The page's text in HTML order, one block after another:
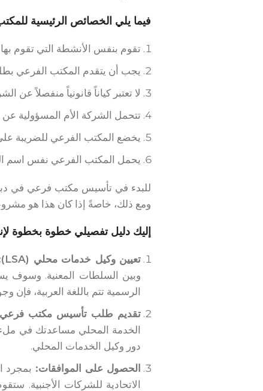
فيما يلي الخصائص الرئيسية
تقوم بنفس الأنشطة التي تقوم بها
يجب أن يتقدم المكتب الفرعي
لا تعتبر كياناً قانونياً منفصلاً عن
تتحمل الشركة الأم المسؤولية
يخضع المكتب الفرعي للضريبة
يحمل المكتب الفرعي نفس اسم
للبدء في تأسيس مكتب فرعي في دبي،
ومع ذلك، خاصةً إذا كان هذا هو
إليك دليل تفصيلي خطوة بخطوة
تعيين وكيل خدمات محلي (LSA):
وبين السلطات المعنية. وسوف
الرسمية تتم باللغة العربية،
تقديم طلب تأسيس مكتب فرعي
الخدمة المحلي مساعدتك في ملء
دور وكيل الخدمات المحلي.
الحصول على الموافقات: بمجرد
الاتحادية للشركات الأجنبية.